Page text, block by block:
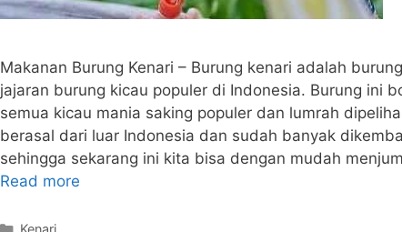
Makanan Burung Kenari – Burung kenari adalah
jajaran burung kicau populer di Indonesia. Burung ini
semua kicau mania saking populer dan lumrah
berasal dari luar Indonesia dan sudah banyak
sehingga sekarang ini kita bisa dengan mudah
Read more
Categories